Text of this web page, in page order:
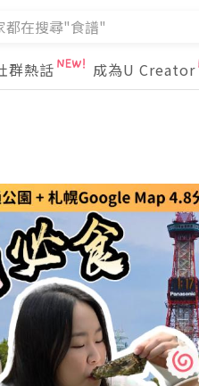
群熱話 成為U Creator